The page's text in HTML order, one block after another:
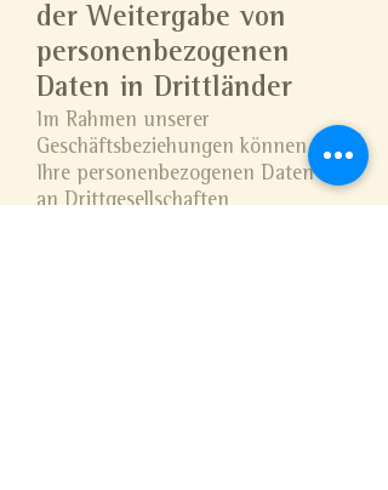
der Weitergabe von
personenbezogenen
Daten in Drittländer
Im Rahmen unserer
Geschäftsbeziehungen können
Ihre personenbezogenen Daten
an Drittgesellschaften